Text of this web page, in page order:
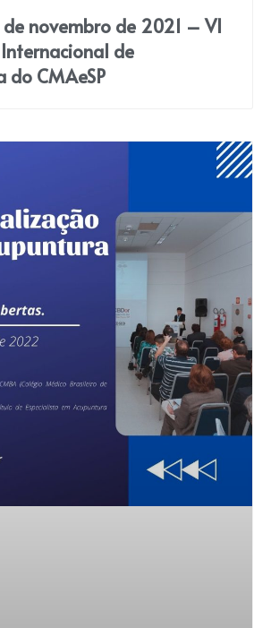
de novembro de 2021 – VI
de
do CMAeSP